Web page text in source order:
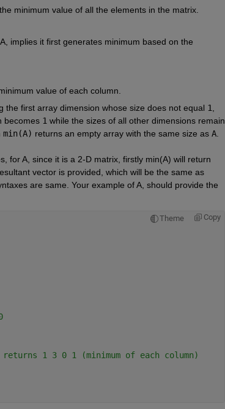
minimum value of all the elements in the matrix.
implies it first generates minimum based on the
value of each column.
the first array dimension whose size does not equal 1
becomes 1 while the sizes of all other dimensions remain
min(A) returns an empty array with the same size as A.
for A, since it is a 2-D matrix, firstly min(A) will return
vector is provided, which will be the same as
are same. Your example of A, should provide the
Theme Copy
1 3 0 1 (minimum of each column)